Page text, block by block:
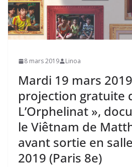
8 mars 2019 Linoa
Mardi 19 mars
projection gratuite
L’Orphelinat »,
le Viêtnam de
avant sortie en
2019 (Paris 8e)